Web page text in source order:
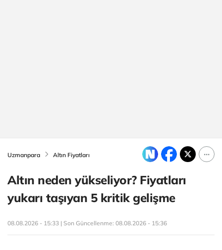
Uzmanpara Altın Fiyatları
Altın neden yükseliyor? Fiyatları
yukarı taşıyan 5 kritik gelişme
08.08.2026 - 15:33 | Son Güncellenme: 08.08.2026 - 15:36